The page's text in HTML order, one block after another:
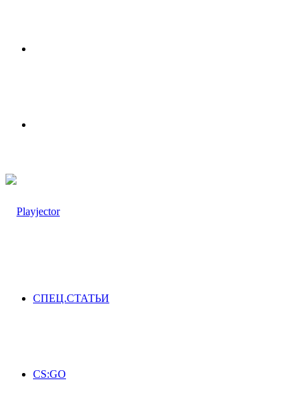
СПЕЦ.СТАТЬИ
CS:GO